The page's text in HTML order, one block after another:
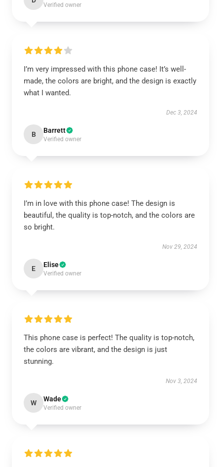
Verified owner
I’m very impressed with this phone case! It’s well-
made, the colors are bright, and the design is exactly
what I wanted.
Dec 3, 2024
B Barrett
Verified owner
I’m in love with this phone case! The design is
beautiful, the quality is top-notch, and the colors are
so bright.
Nov 29, 2024
E Elise
Verified owner
This phone case is perfect! The quality is top-notch,
the colors are vibrant, and the design is just
stunning.
Nov 3, 2024
W Wade
Verified owner